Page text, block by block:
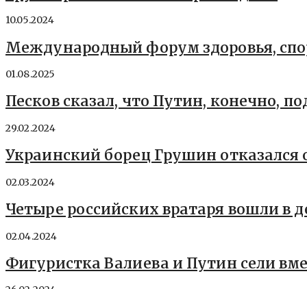
10.05.2024
Международный форум здоровья,
01.08.2025
Песков сказал, что Путин, конечно,
29.02.2024
Украинский борец Грушин
02.03.2024
Четыре российских вратаря вошли в
02.04.2024
Фигуристка Валиева и Путин сели